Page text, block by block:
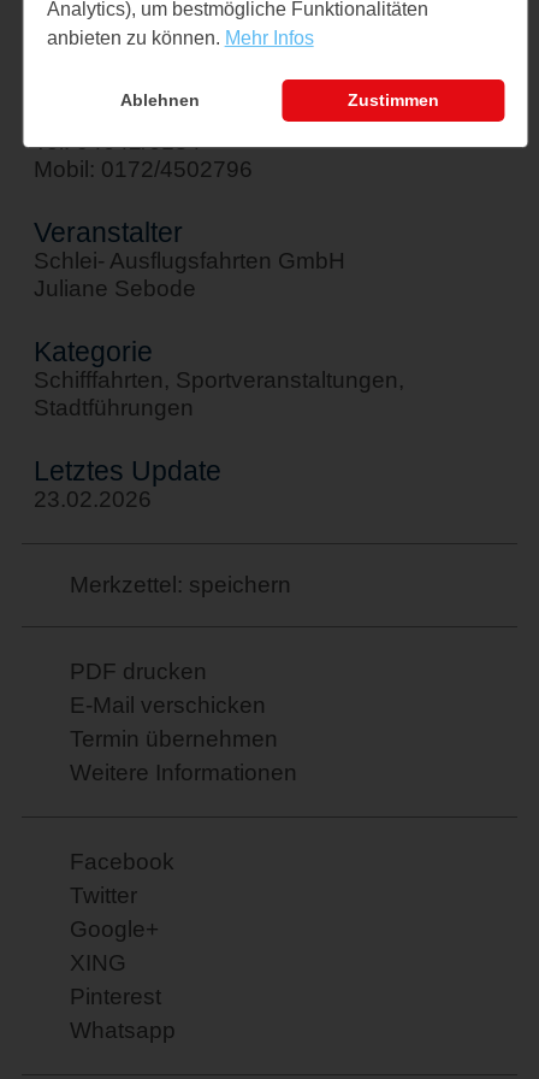
↪ Google Maps öffnen
sebode@schlei-ausflugsfahrten.de
Tel: 04642/6184
Mobil: 0172/4502796
Veranstalter
Schlei- Ausflugsfahrten GmbH
Juliane Sebode
Kategorie
Schifffahrten, Sportveranstaltungen,
Stadtführungen
Letztes Update
23.02.2026
Merkzettel: speichern
PDF drucken
E-Mail verschicken
Termin übernehmen
Weitere Informationen
Facebook
Twitter
Google+
XING
Pinterest
Whatsapp
Analytics), um bestmögliche Funktionalitäten
anbieten zu können. Mehr Infos
Ablehnen Zustimmen